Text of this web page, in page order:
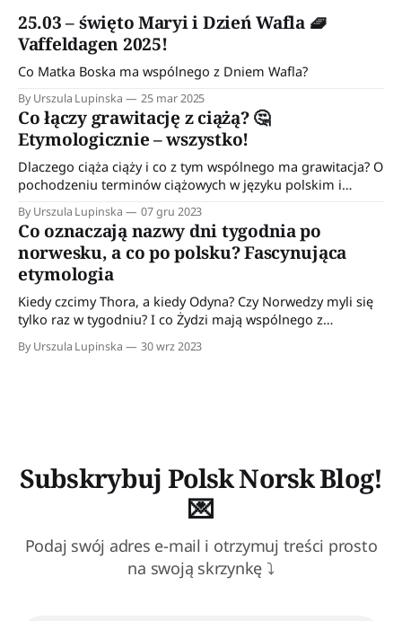
25.03 – święto Maryi i Dzień Wafla 🧇
Vaffeldagen 2025!
Co Matka Boska ma wspólnego z Dniem Wafla?
By Urszula Lupinska 25 mar 2025
Co łączy grawitację z ciążą? 🤔
Etymologicznie – wszystko!
Dlaczego ciąża ciąży i co z tym wspólnego ma grawitacja? O
pochodzeniu terminów ciążowych w języku polskim i
norweskim
By Urszula Lupinska 07 gru 2023
Co oznaczają nazwy dni tygodnia po
norwesku, a co po polsku? Fascynująca
etymologia
Kiedy czcimy Thora, a kiedy Odyna? Czy Norwedzy myli się
tylko raz w tygodniu? I co Żydzi mają wspólnego z
czarownicami?
By Urszula Lupinska 30 wrz 2023
Subskrybuj Polsk Norsk Blog!
💌
Podaj swój adres e-mail i otrzymuj treści prosto
na swoją skrzynkę ⤵